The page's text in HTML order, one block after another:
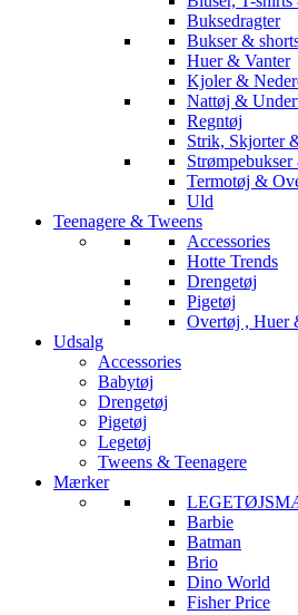
Buksedragter
Bukser &
Huer & Vanter
Kjoler &
Nattøj &
Regntøj
Strik, Skjorter
Termotøj &
Uld
Teenagere & Tweens
Accessories
Hotte Trends
Drengetøj
Pigetøj
Overtøj , Huer
Udsalg
Accessories
Babytøj
Drengetøj
Pigetøj
Legetøj
Tweens & Teenagere
Mærker
Barbie
Batman
Brio
Dino World
Fisher Price